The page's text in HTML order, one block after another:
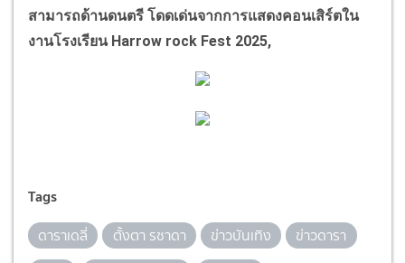
สามารถด้านดนตรี โดดเด่นจากการแสดงคอนเสิร์ตใน
งานโรงเรียน Harrow rock Fest 2025,
Tags
ดาราเดลี่ ตั้งตา รชาดา ข่าวบันเทิง
ข่าวดารา